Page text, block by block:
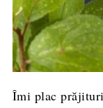
Îmi plac